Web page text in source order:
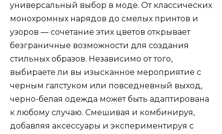
универсальный выбор в моде. От классических
монохромных нарядов до смелых принтов и
узоров — сочетание этих цветов открывает
безграничные возможности для создания
стильных образов. Независимо от того,
выбираете ли вы изысканное мероприятие с
черным галстуком или повседневный выход,
черно-белая одежда может быть адаптирована
к любому случаю. Смешивая и комбинируя,
добавляя аксессуары и экспериментируя с